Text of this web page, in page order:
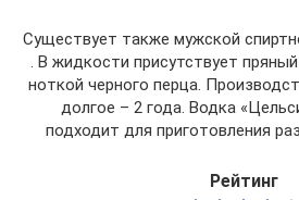
Существует также мужской
. В жидкости присутствует
ноткой черного перца.
долгое – 2 года. Водка
подходит для приготовления
Рейтинг